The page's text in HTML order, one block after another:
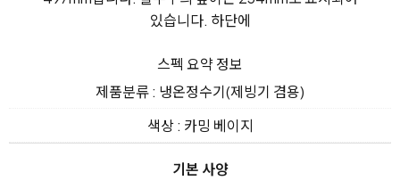
스펙 요약 정보
제품분류 : 냉온정수기(제빙기 겸용)
색상 : 카밍 베이지
기본 사양